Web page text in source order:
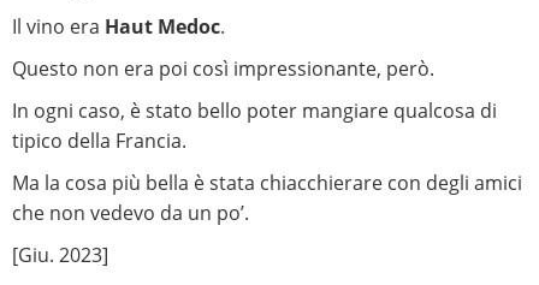
Il vino era Haut Medoc.
Questo non era poi così impressionante, però.
In ogni caso, è stato bello poter mangiare qualcosa di
tipico della Francia.
Ma la cosa più bella è stata chiacchierare con degli amici
che non vedevo da un po’.
[Giu. 2023]